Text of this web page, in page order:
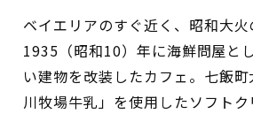
ベイエリアのすぐ近く、昭和大火
1935（昭和10）年に海鮮問屋と
い建物を改装したカフェ。七飯
川牧場牛乳」を使用したソフト